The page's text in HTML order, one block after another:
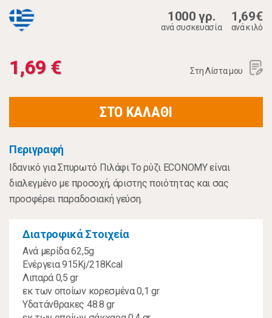
1000 γρ.
ανά συσκευασία
1,69€
ανά κιλό
1,69 € Στη Λίστα μου
ΣΤΟ ΚΑΛΑΘΙ
Περιγραφή
Ιδανικό για Σπυρωτό Πιλάφι Το ρύζι ECONOMY είναι
διαλεγμένο με προσοχή, άριστης ποιότητας και σας
προσφέρει παραδοσιακή γεύση.
Διατροφικά Στοιχεία
Ανά μερίδα 62,5g
Ενέργεια 915Kj/218Kcal
Λιπαρά 0,5 gr
εκ των οποίων κορεσμένα 0,1 gr
Υδατάνθρακες 48.8 gr